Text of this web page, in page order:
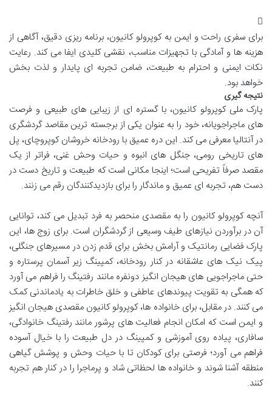
برای سفری راحت و ایمن به کوپرولو کانیون، برنامه ریزی دقیق، آگاهی از
هزینه ها و آمادگی با تجهیزات مناسب، نقشی کلیدی ایفا می کند. رعایت
نکات ایمنی و احترام به طبیعت، ضامن تجربه ای پایدار و لذت بخش
خواهد بود.
نتیجه گیری
پارک ملی کوپرولو کانیون، با گستره ای از زیبایی های طبیعی و فرصت
های ماجراجویانه، خود را به عنوان یکی از برجسته ترین مقاصد گردشگری
در آنتالیا معرفی می کند. این دره عمیق با رودخانه خروشان کوپروچای، پل
های تاریخی رومی، جنگل های انبوه و حیات وحش غنی، فراتر از یک
مقصد صرفاً تفریحی است؛ اینجا مکانی است که طبیعت و تاریخ دست در
دست هم، تجربه ای عمیق و ماندگار را برای بازدیدکنندگان رقم می زنند.
آنچه کوپرولو کانیون را به مقصدی منحصر به فرد تبدیل می کند، توانایی
آن در برآوردن نیازهای طیف وسیعی از گردشگران است. برای زوج ها، این
پارک فضایی رمانتیک و آرامش بخش برای قدم زدن در مسیرهای جنگلی،
پیک نیک های عاشقانه در کنار رودخانه، کمپینگ زیر آسمان پرستاره و
حتی ماجراجویی های هیجان انگیز دونفره مانند رفتینگ را فراهم می آورد
که همگی به تقویت پیوندهای عاطفی و خلق خاطرات به یادماندنی کمک
می کنند. در مقابل، برای خانواده ها، کوپرولو کانیون مقصدی هیجان انگیز
و ایمن است که امکان انجام فعالیت های پرشور مانند رفتینگ خانوادگی،
سافاری، پیاده روی آموزشی و کمپینگ در دل طبیعت را با خیال آسوده
فراهم می آورد؛ فرصتی برای کودکان تا با حیات وحش و پوشش گیاهی
منطقه آشنا شوند و خانواده ها لحظاتی شاد و پرماجرا را در کنار هم تجربه
کنند.